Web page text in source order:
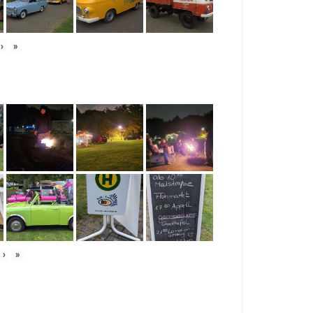
› »
› »